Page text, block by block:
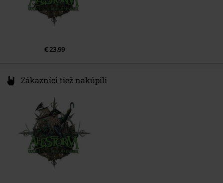
Cock
€ 23,99
Zákazníci tiež nakúpili